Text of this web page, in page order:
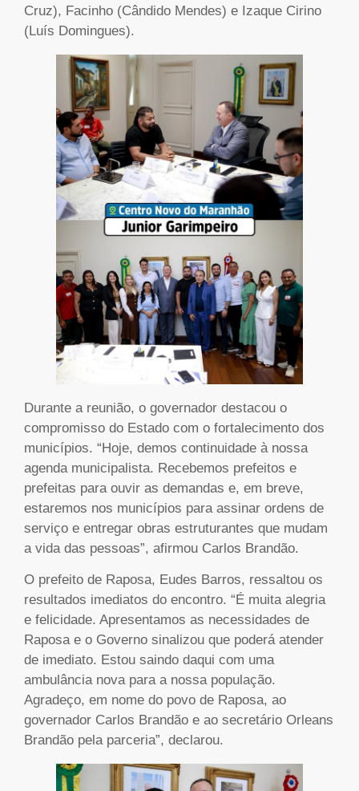
Cruz), Facinho (Cândido Mendes) e Izaque Cirino
(Luís Domingues).
Durante a reunião, o governador destacou o
compromisso do Estado com o fortalecimento dos
municípios. “Hoje, demos continuidade à nossa
agenda municipalista. Recebemos prefeitos e
prefeitas para ouvir as demandas e, em breve,
estaremos nos municípios para assinar ordens de
serviço e entregar obras estruturantes que mudam
a vida das pessoas”, afirmou Carlos Brandão.
O prefeito de Raposa, Eudes Barros, ressaltou os
resultados imediatos do encontro. “É muita alegria
e felicidade. Apresentamos as necessidades de
Raposa e o Governo sinalizou que poderá atender
de imediato. Estou saindo daqui com uma
ambulância nova para a nossa população.
Agradeço, em nome do povo de Raposa, ao
governador Carlos Brandão e ao secretário Orleans
Brandão pela parceria”, declarou.